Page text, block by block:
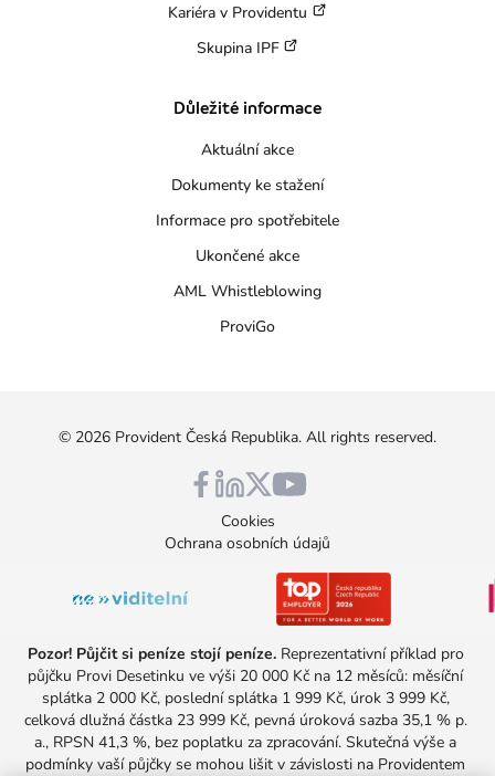
Kariéra v Providentu
Skupina IPF
Důležité informace
Aktuální akce
Dokumenty ke stažení
Informace pro spotřebitele
Ukončené akce
AML Whistleblowing
ProviGo
© 2026 Provident Česká Republika. All rights reserved.
Cookies
Ochrana osobních údajů
Pozor! Půjčit si peníze stojí peníze. Reprezentativní příklad pro
půjčku Provi Desetinku ve výši 20 000 Kč na 12 měsíců: měsíční
splátka 2 000 Kč, poslední splátka 1 999 Kč, úrok 3 999 Kč,
celková dlužná částka 23 999 Kč, pevná úroková sazba 35,1 % p.
a., RPSN 41,3 %, bez poplatku za zpracování. Skutečná výše a
podmínky vaší půjčky se mohou lišit v závislosti na Providentem